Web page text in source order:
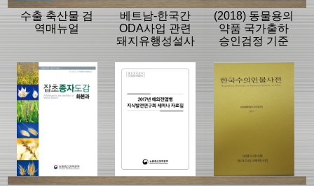
수출 축산물 검
역매뉴얼
베트남-한국간
ODA사업 관련
돼지유행성설사
병 진단교육
(2018) 동물용의
약품 국가출하
승인검정 기준
부개정)